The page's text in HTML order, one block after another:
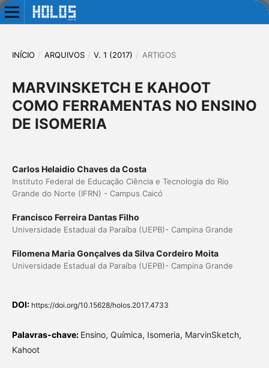
INÍCIO / ARQUIVOS / V. 1 (2017) / ARTIGOS
MARVINSKETCH E KAHOOT
COMO FERRAMENTAS NO ENSINO
DE ISOMERIA
Carlos Helaidio Chaves da Costa
Instituto Federal de Educação Ciência e Tecnologia do Rio
Grande do Norte (IFRN) - Campus Caicó
Francisco Ferreira Dantas Filho
Universidade Estadual da Paraíba (UEPB)- Campina Grande
Filomena Maria Gonçalves da Silva Cordeiro Moita
Universidade Estadual da Paraíba (UEPB)- Campina Grande
DOI: https://doi.org/10.15628/holos.2017.4733
Palavras-chave: Ensino, Química, Isomeria, MarvinSketch,
Kahoot